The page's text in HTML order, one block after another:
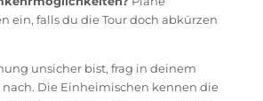
ein, falls du die Tour doch abkürzen
unsicher bist, frag in deinem
nach. Die Einheimischen kennen die